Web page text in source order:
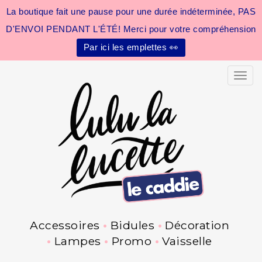
La boutique fait une pause pour une durée indéterminée, PAS
D'ENVOI PENDANT L'ÉTÉ! Merci pour votre compréhension
Par ici les emplettes 👀
Accessoires Bidules
Décoration
Lampes
Promo Vaisselle